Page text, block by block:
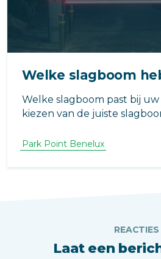
Welke slagboom
Welke slagboom past bij
kiezen van de juiste
toegangscontrole,
parkeerbeheer? Het
benodigde specificaties en
Park Point Benelux
REACTIES
Laat een